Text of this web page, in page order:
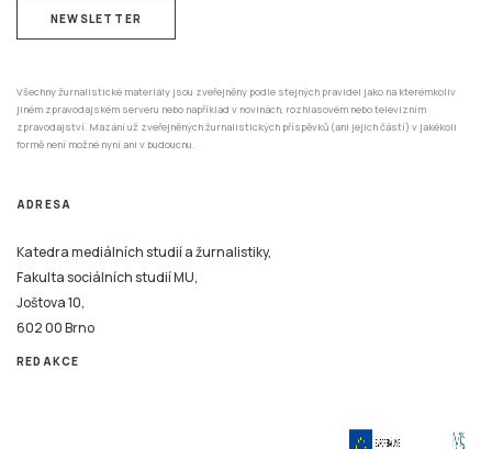
NEWSLETTER
Všechny žurnalistické materiály jsou zveřejněny podle stejných pravidel jako na kterémkoliv
jiném zpravodajském serveru nebo například v novinách, rozhlasovém nebo televizním
zpravodajství. Mazání už zveřejněných žurnalistických příspěvků (ani jejich částí) v jakékoli
formě není možné nyní ani v budoucnu.
ADRESA
Katedra mediálních studií a žurnalistiky,
Fakulta sociálních studií MU,
Joštova 10,
602 00 Brno
REDAKCE